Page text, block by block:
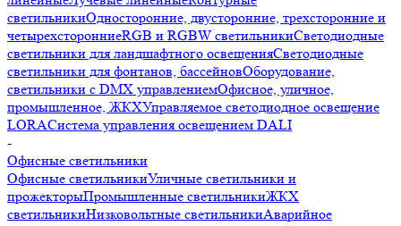
светильникиОдносторонние, двусторонние, трехсторонние и
четырехсторонниеRGB и RGBW светильникиСветодиодные
светильники для ландшафтного освещенияСветодиодные
светильники для фонтанов, бассейновОборудование,
светильники с DMX управлениемОфисное, уличное,
промышленное, ЖКХУправляемое светодиодное освещение
LORAСистема управления освещением DALI
-
Офисные светильники
Офисные светильникиУличные светильники и
прожекторыПромышленные светильникиЖКХ
светильникиНизковольтные светильникиАварийное